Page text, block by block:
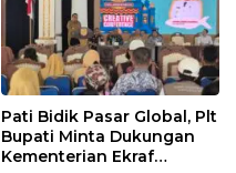
Pati Bidik Pasar Global, Plt
Bupati Minta Dukungan
Kementerian Ekraf